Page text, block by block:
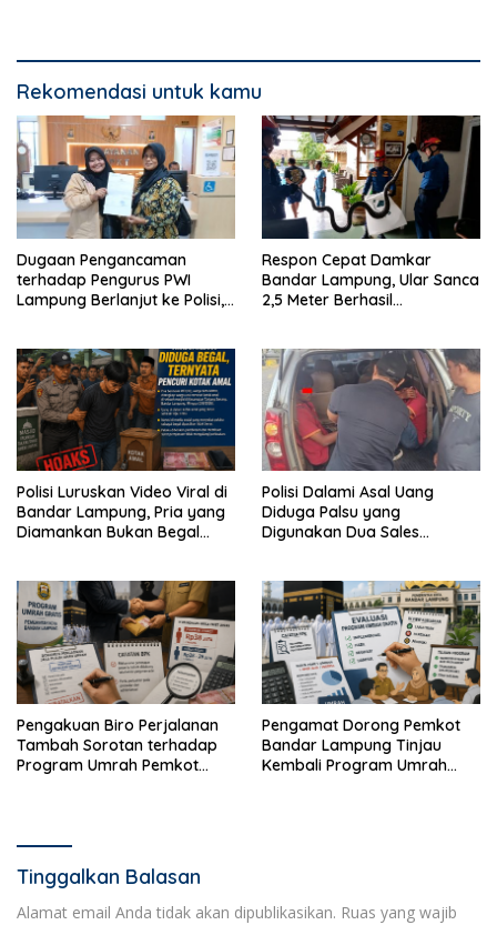
Rekomendasi untuk kamu
Dugaan Pengancaman
terhadap Pengurus PWI
Lampung Berlanjut ke Polisi,
Respon Cepat Damkar
Bandar Lampung, Ular Sanca
2,5 Meter Berhasil
Polisi Luruskan Video Viral di
Bandar Lampung, Pria yang
Diamankan Bukan Begal
Polisi Dalami Asal Uang
Diduga Palsu yang
Digunakan Dua Sales
Pengakuan Biro Perjalanan
Tambah Sorotan terhadap
Program Umrah Pemkot
Pengamat Dorong Pemkot
Bandar Lampung Tinjau
Kembali Program Umrah
Tinggalkan Balasan
Alamat email Anda tidak akan dipublikasikan. Ruas yang wajib